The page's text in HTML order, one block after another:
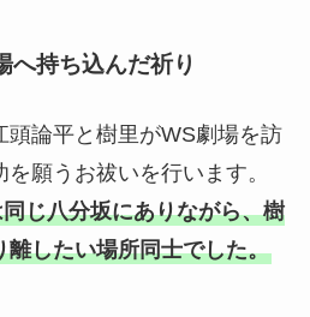
へ持ち込んだ祈り
頭論平と樹里がWS劇場を訪
願うお祓いを行います。
じ八分坂にありながら、樹
離したい場所同士でした。